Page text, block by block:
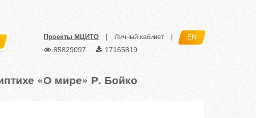
Проекты МЦИТО Личный кабинет EN
85829097 17165819
«О мире» Р. Бойко